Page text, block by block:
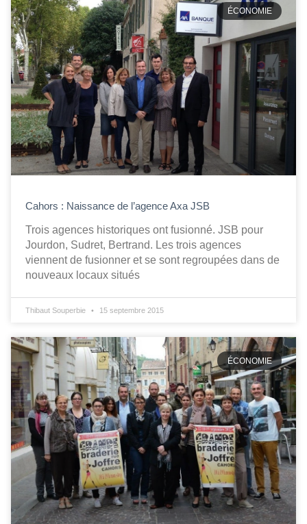
ÉCONOMIE
Cahors : Naissance de l’agence Axa JSB
Trois agences historiques ont fusionné. JSB pour
Jourdon, Sudret, Bertrand. Les trois agences
viennent de fusionner et se sont regroupées dans de
nouveaux locaux situés
Thibaut Souperbie 15 septembre 2015
ÉCONOMIE